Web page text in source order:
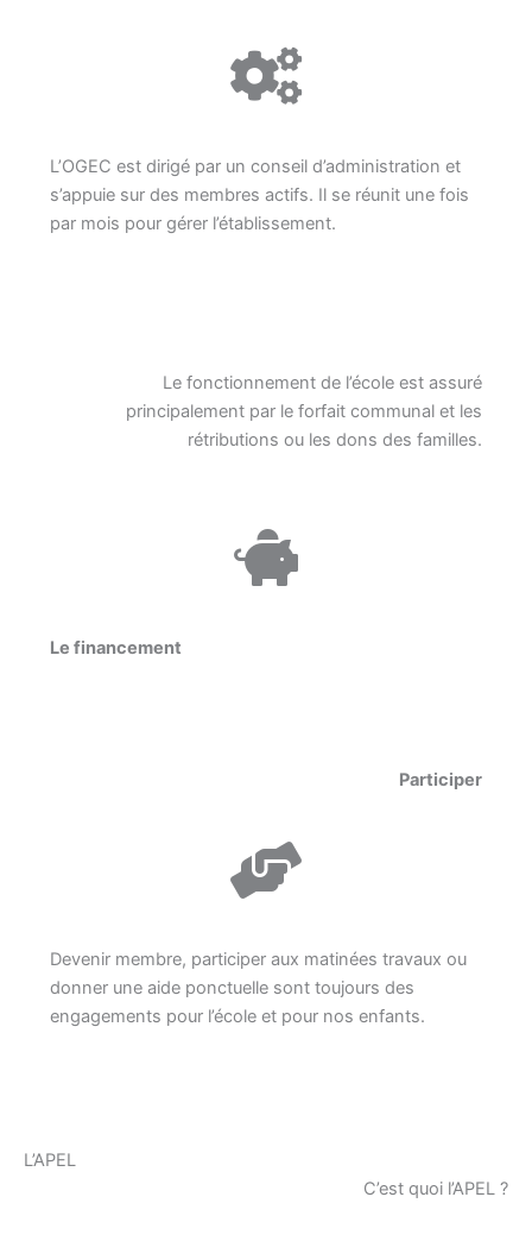
L’OGEC est dirigé par un conseil d’administration et
s’appuie sur des membres actifs. Il se réunit une fois
par mois pour gérer l’établissement.
Le fonctionnement de l’école est assuré
principalement par le forfait communal et les
rétributions ou les dons des familles.
Le financement
Participer
Devenir membre, participer aux matinées travaux ou
donner une aide ponctuelle sont toujours des
engagements pour l’école et pour nos enfants.
L’APEL
C’est quoi l’APEL ?